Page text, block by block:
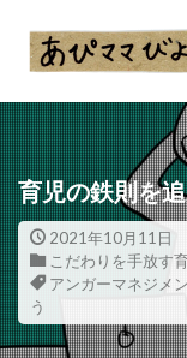
育児の鉄則を
2021年10月11日
こだわりを手放す
アンガーマネジメ
う